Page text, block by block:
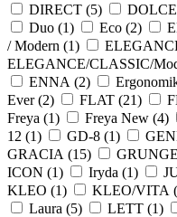
DIRECT (5)
Duo (1) Eco (2)
/ Modern (1)
ELEGANCE/CLASSIC/
ENNA (2)
Ever (2) FLAT (21)
Freya (1) Freya New (4)
12 (1) GD-8 (1)
GRACIA (15)
ICON (1) Iryda (1)
KLEO (1) KLEO/VITA (
Laura (5) LETT (1)